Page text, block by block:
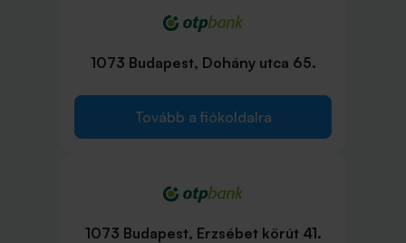
1073 Budapest, Dohány utca 65.
Tovább a fiókoldalra
1073 Budapest, Erzsébet körút 41.